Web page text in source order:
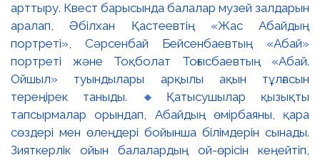
арттыру. Квест барысында балалар музей залдарын
аралап, Әбілхан Қастеевтің «Жас Абайдың
портреті», Сәрсенбай Бейсенбаевтың «Абай»
портреті және Тоқболат Тоғысбаевтың «Абай.
Ойшыл» туындылары арқылы ақын тұлғасын
тереңірек таныды. 🔸Қатысушылар қызықты
тапсырмалар орындап, Абайдың өмірбаяны, қара
сөздері мен өлеңдері бойынша білімдерін сынады.
Зияткерлік ойын балалардың ой-өрісін кеңейтіп,